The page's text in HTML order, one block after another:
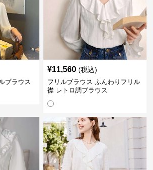
ブラウス
¥11,560 (税込)
フリルブラウス ふんわりフリル
襟 レトロ調ブラウス